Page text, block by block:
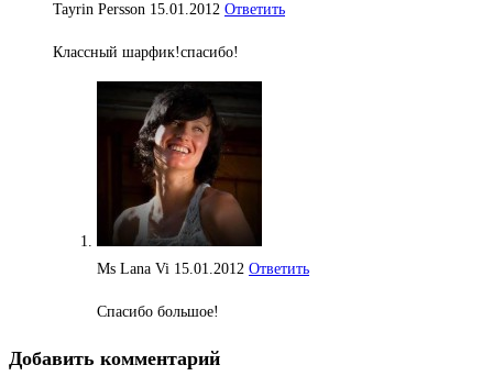
Tayrin Persson 15.01.2012 Ответить
Классный шарфик!спасибо!
Ms Lana Vi 15.01.2012 Ответить
Спасибо большое!
Добавить комментарий